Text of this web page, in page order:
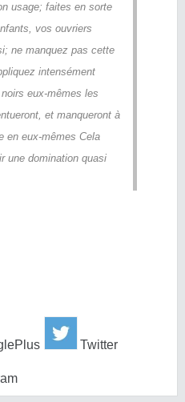
usage; faites en sorte
vos ouvriers
ne manquez pas cette
intensément
eux-mêmes les
et manqueront à
en eux-mêmes Cela
une domination quasi
Twitter